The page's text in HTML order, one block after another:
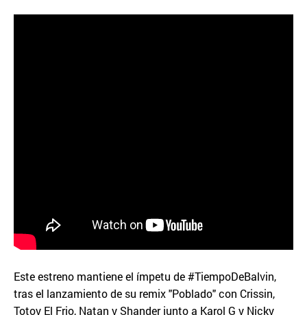
Este estreno mantiene el ímpetu de #TiempoDeBalvin,
tras el lanzamiento de su remix "Poblado" con Crissin,
Totoy El Frio, Natan y Shander junto a Karol G y Nicky